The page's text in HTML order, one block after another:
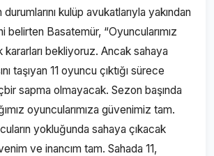
durumlarını kulüp avukatlarıyla yakından
belirten Basatemür, “Oyuncularımız
kararları bekliyoruz. Ancak sahaya
taşıyan 11 oyuncu çıktığı sürece
sapma olmayacak. Sezon başında
oyuncularımıza güvenimiz tam.
yokluğunda sahaya çıkacak
ve inancım tam. Sahada 11,